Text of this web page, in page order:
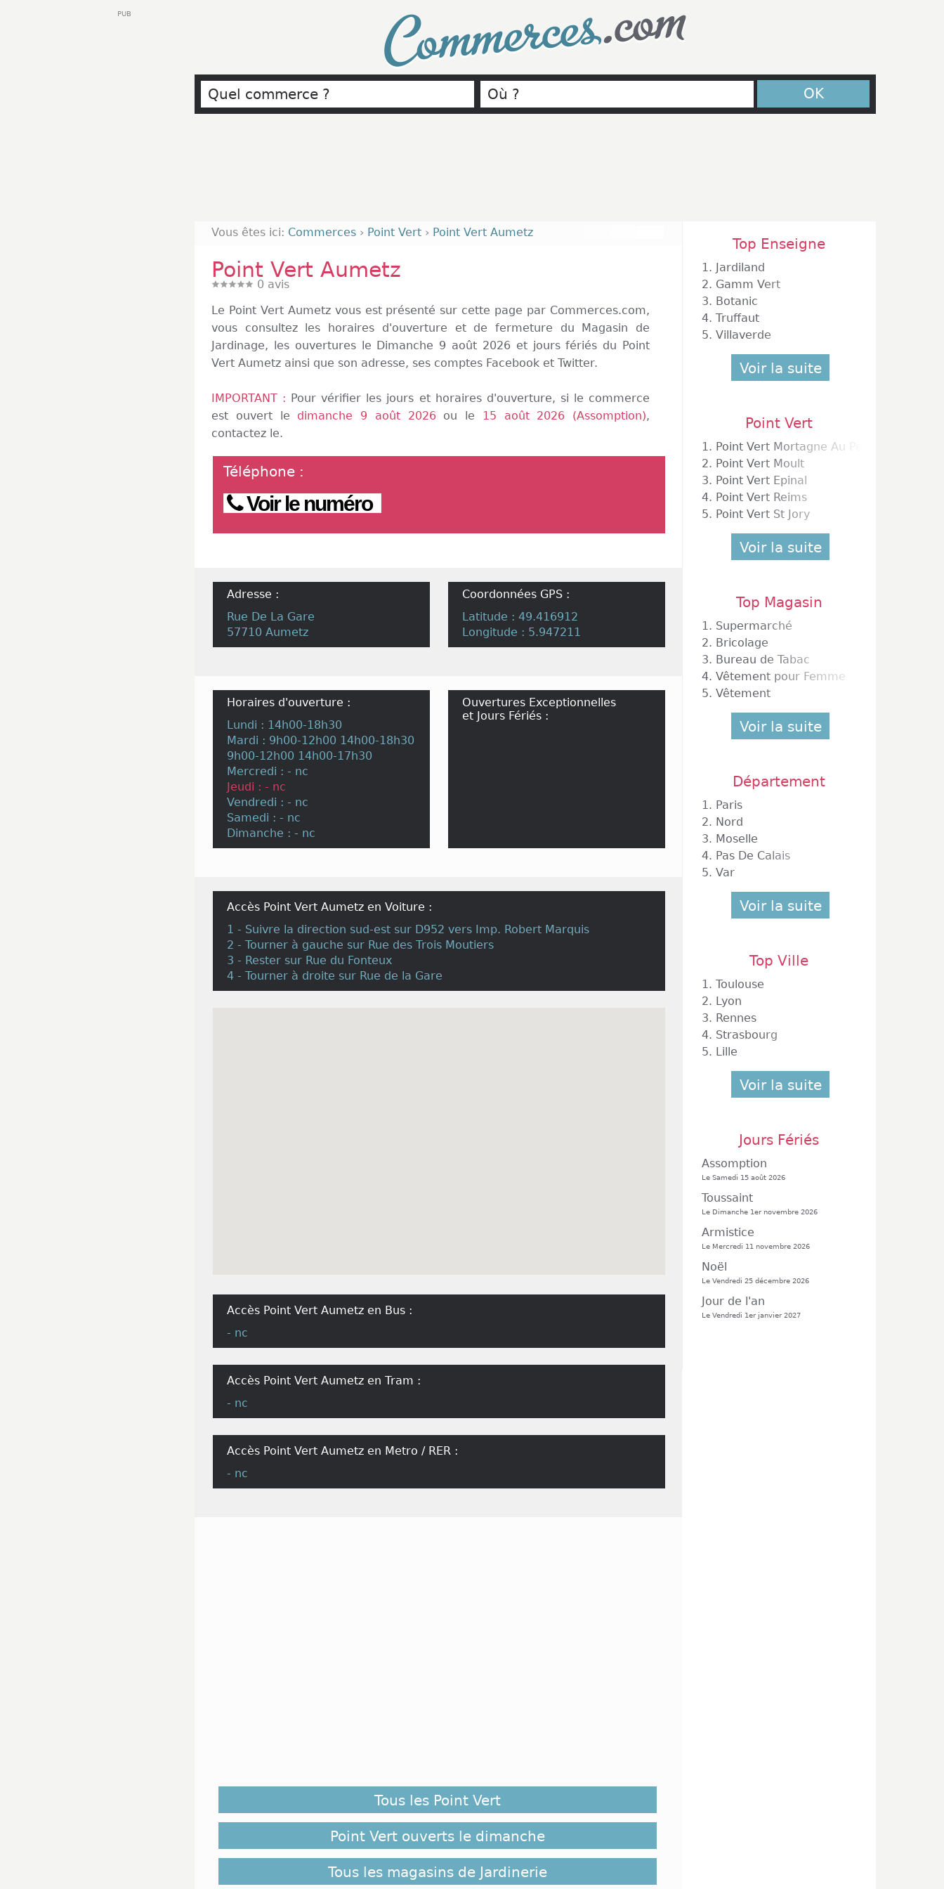
Commerces.com
OK
Vous êtes ici: Commerces › Point Vert › Point Vert Aumetz
Point Vert Aumetz
0 avis
Le Point Vert Aumetz vous est présenté sur cette page par Commerces.com,
vous consultez les horaires d'ouverture et de fermeture du Magasin de
Jardinage, les ouvertures le Dimanche 9 août 2026 et jours fériés du Point
Vert Aumetz ainsi que son adresse, ses comptes Facebook et Twitter.
IMPORTANT : Pour vérifier les jours et horaires d'ouverture, si le commerce
est ouvert le dimanche 9 août 2026ou le 15 août 2026 (Assomption),
contactez le.
Téléphone :
Voir le numéro
Adresse :
Rue De La Gare
57710 Aumetz
Coordonnées GPS :
Latitude : 49.416912
Longitude : 5.947211
Horaires d'ouverture :
Lundi : 14h00-18h30
Mardi : 9h00-12h00 14h00-18h30
9h00-12h00 14h00-17h30
Mercredi : - nc
Jeudi : - nc
Vendredi : - nc
Samedi : - nc
Dimanche : - nc
Ouvertures Exceptionnelles
et Jours Fériés :
Accès Point Vert Aumetz en Voiture :
1 - Suivre la direction sud-est sur D952 vers Imp. Robert Marquis
2 - Tourner à gauche sur Rue des Trois Moutiers
3 - Rester sur Rue du Fonteux
4 - Tourner à droite sur Rue de la Gare
Accès Point Vert Aumetz en Bus :
- nc
Accès Point Vert Aumetz en Tram :
- nc
Accès Point Vert Aumetz en Metro / RER :
- nc
Tous les Point Vert
Point Vert ouverts le dimanche
Tous les magasins de Jardinerie
Top Enseigne
1. Jardiland
2. Gamm Vert
3. Botanic
4. Truffaut
5. Villaverde
Voir la suite
Point Vert
1. Point Vert Mortagne Au Perche
2. Point Vert Moult
3. Point Vert Epinal
4. Point Vert Reims
5. Point Vert St Jory
Voir la suite
Top Magasin
1. Supermarché
2. Bricolage
3. Bureau de Tabac
4. Vêtement pour Femme
5. Vêtement
Voir la suite
Département
1. Paris
2. Nord
3. Moselle
4. Pas De Calais
5. Var
Voir la suite
Top Ville
1. Toulouse
2. Lyon
3. Rennes
4. Strasbourg
5. Lille
Voir la suite
Jours Fériés
Assomption
Le Samedi 15 août 2026
Toussaint
Le Dimanche 1er novembre 2026
Armistice
Le Mercredi 11 novembre 2026
Noël
Le Vendredi 25 décembre 2026
Jour de l'an
Le Vendredi 1er janvier 2027
PUB